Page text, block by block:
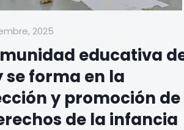
2025
educativa
se forma en la
y promoción de
de la infancia